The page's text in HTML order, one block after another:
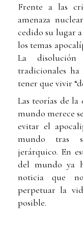
Frente a las
amenaza
cedido su lugar
los temas
La
tradicionales
tener que vivir
Las teorías de la
mundo merece
evitar el
mundo tras
jerárquico. En
del mundo ya
noticia que
perpetuar la
posible.